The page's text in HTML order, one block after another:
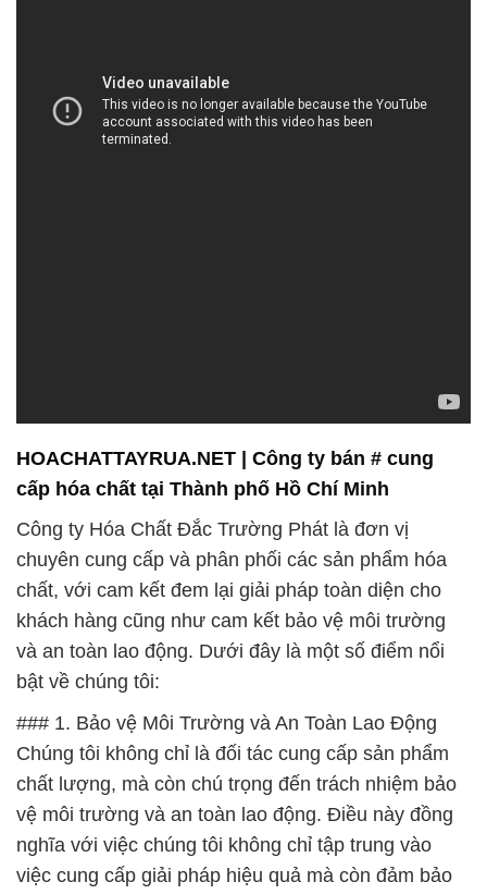
HOACHATTAYRUA.NET | Công ty bán # cung
cấp hóa chất tại Thành phố Hồ Chí Minh
Công ty Hóa Chất Đắc Trường Phát là đơn vị
chuyên cung cấp và phân phối các sản phẩm hóa
chất, với cam kết đem lại giải pháp toàn diện cho
khách hàng cũng như cam kết bảo vệ môi trường
và an toàn lao động. Dưới đây là một số điểm nổi
bật về chúng tôi:
### 1. Bảo vệ Môi Trường và An Toàn Lao Động
Chúng tôi không chỉ là đối tác cung cấp sản phẩm
chất lượng, mà còn chú trọng đến trách nhiệm bảo
vệ môi trường và an toàn lao động. Điều này đồng
nghĩa với việc chúng tôi không chỉ tập trung vào
việc cung cấp giải pháp hiệu quả mà còn đảm bảo